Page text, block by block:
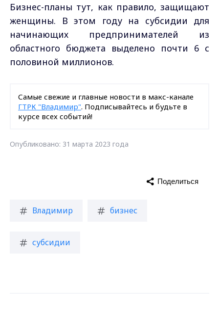
Бизнес-планы тут, как правило, защищают
женщины. В этом году на субсидии для
начинающих предпринимателей из
областного бюджета выделено почти 6 с
половиной миллионов.
Самые свежие и главные новости в макс-канале
ГТРК "Владимир". Подписывайтесь и будьте в
курсе всех событий!
Опубликовано: 31 марта 2023 года
Владимир бизнес
субсидии
Поделиться